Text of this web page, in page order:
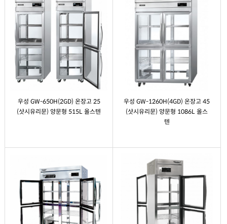
우성 GW-650H(2GD) 온장고 25
(샷시유리문) 양문형 515L 올스텐
우성 GW-1260H(4GD) 온장고 45
(샷시유리문) 양문형 1086L 올스
텐